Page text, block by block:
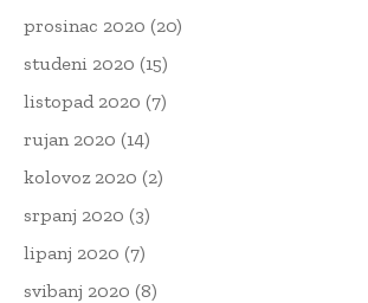
prosinac 2020 (20)
studeni 2020 (15)
listopad 2020 (7)
rujan 2020 (14)
kolovoz 2020 (2)
srpanj 2020 (3)
lipanj 2020 (7)
svibanj 2020 (8)